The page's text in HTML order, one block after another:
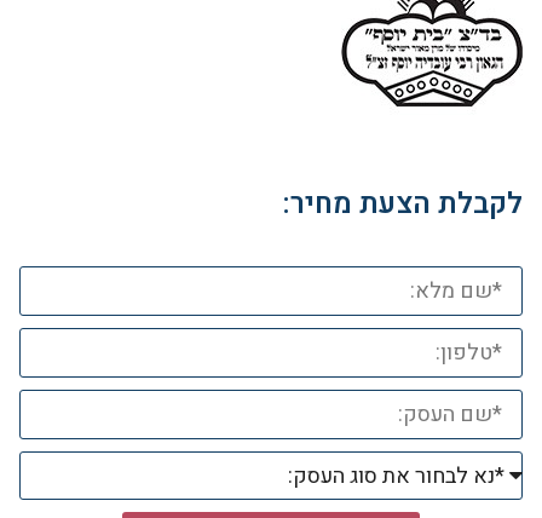
לקבלת הצעת מחיר: